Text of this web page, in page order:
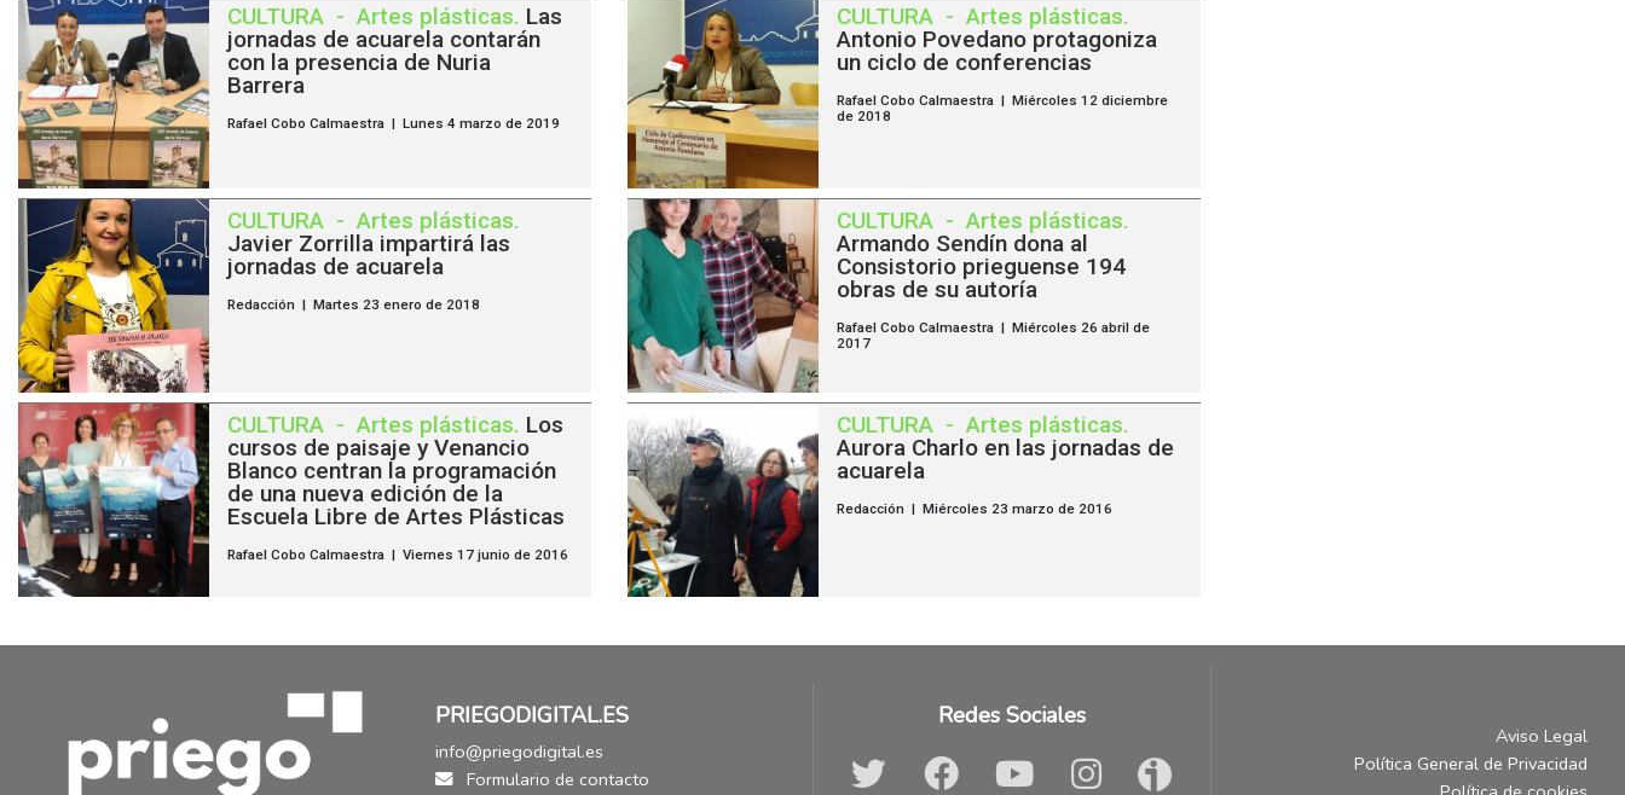
CULTURA - Artes plásticas. Las
jornadas de acuarela contarán
con la presencia de Nuria
Barrera
Rafael Cobo Calmaestra | Lunes 4 marzo de 2019
CULTURA - Artes plásticas.
Antonio Povedano protagoniza
un ciclo de conferencias
Rafael Cobo Calmaestra | Miércoles 12 diciembre
de 2018
CULTURA - Artes plásticas.
Javier Zorrilla impartirá las
jornadas de acuarela
Redacción | Martes 23 enero de 2018
CULTURA - Artes plásticas.
Armando Sendín dona al
Consistorio prieguense 194
obras de su autoría
Rafael Cobo Calmaestra | Miércoles 26 abril de
2017
CULTURA - Artes plásticas. Los
cursos de paisaje y Venancio
Blanco centran la programación
de una nueva edición de la
Escuela Libre de Artes Plásticas
Rafael Cobo Calmaestra | Viernes 17 junio de 2016
CULTURA - Artes plásticas.
Aurora Charlo en las jornadas de
acuarela
Redacción | Miércoles 23 marzo de 2016
PRIEGODIGITAL.ES
info@priegodigital.es
Formulario de contacto
Redes Sociales
Aviso Legal
Política General de Privacidad